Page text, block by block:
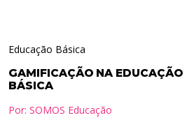
Educação Básica
GAMIFICAÇÃO NA EDUCAÇÃO
BÁSICA
Por: SOMOS Educação